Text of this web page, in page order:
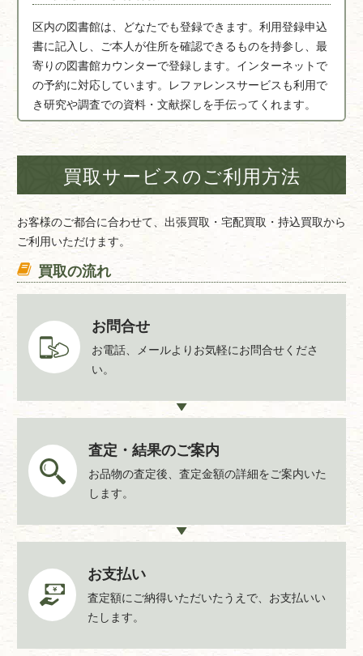
区内の図書館は、どなたでも登録できます。利用登録申込
書に記入し、ご本人が住所を確認できるものを持参し、最
寄りの図書館カウンターで登録します。インターネットで
の予約に対応しています。レファレンスサービスも利用で
き研究や調査での資料・文献探しを手伝ってくれます。
文京区本郷4－8－15
文京区にゆかりのある作家
永井 荷風（ながい かふう）
1879（明治12）年12月3日に永井 荷風（ながい かふう）
本名 永井 壮吉は、当時の東京市小石川区金富町四十五番
地（現在の文京区春日二丁目）で生まれました。父親は海
エリートでした。荷風は高等師範学校附属尋常中学校（現
在の筑波大学附属中学校・高等学校）2年に編入したが、
1894年に病気による一時休学中に『水滸伝』・『八犬伝』
などの伝奇小説や江戸戯作文学を読みふけった経験が、の
ちの文学活動の充電期間ともなりました。病気による一年
の留年をしたが1897年3月中学を卒業、同じ年に高校入試
井荷風の現存する処女作といわれる、旅行記「上海紀行」
を発表しました。
地獄の花
夢の女 あめりか物語
狐
ふらんす物語
冷笑 すみた川
新橋夜話
日和下駄
おかめ笹
雨潚潚
濹東綺譚
ひかげの花
問はずがたり
断腸亭日乗
買取サービスのご利用方法
お客様のご都合に合わせて、出張買取・宅配買取・持込買取から
ご利用いただけます。
買取の流れ
お問合せ
お電話、メールよりお気軽にお問合せくださ
い。
査定・結果のご案内
お品物の査定後、査定金額の詳細をご案内いた
します。
お支払い
査定額にご納得いただいたうえで、お支払いい
たします。